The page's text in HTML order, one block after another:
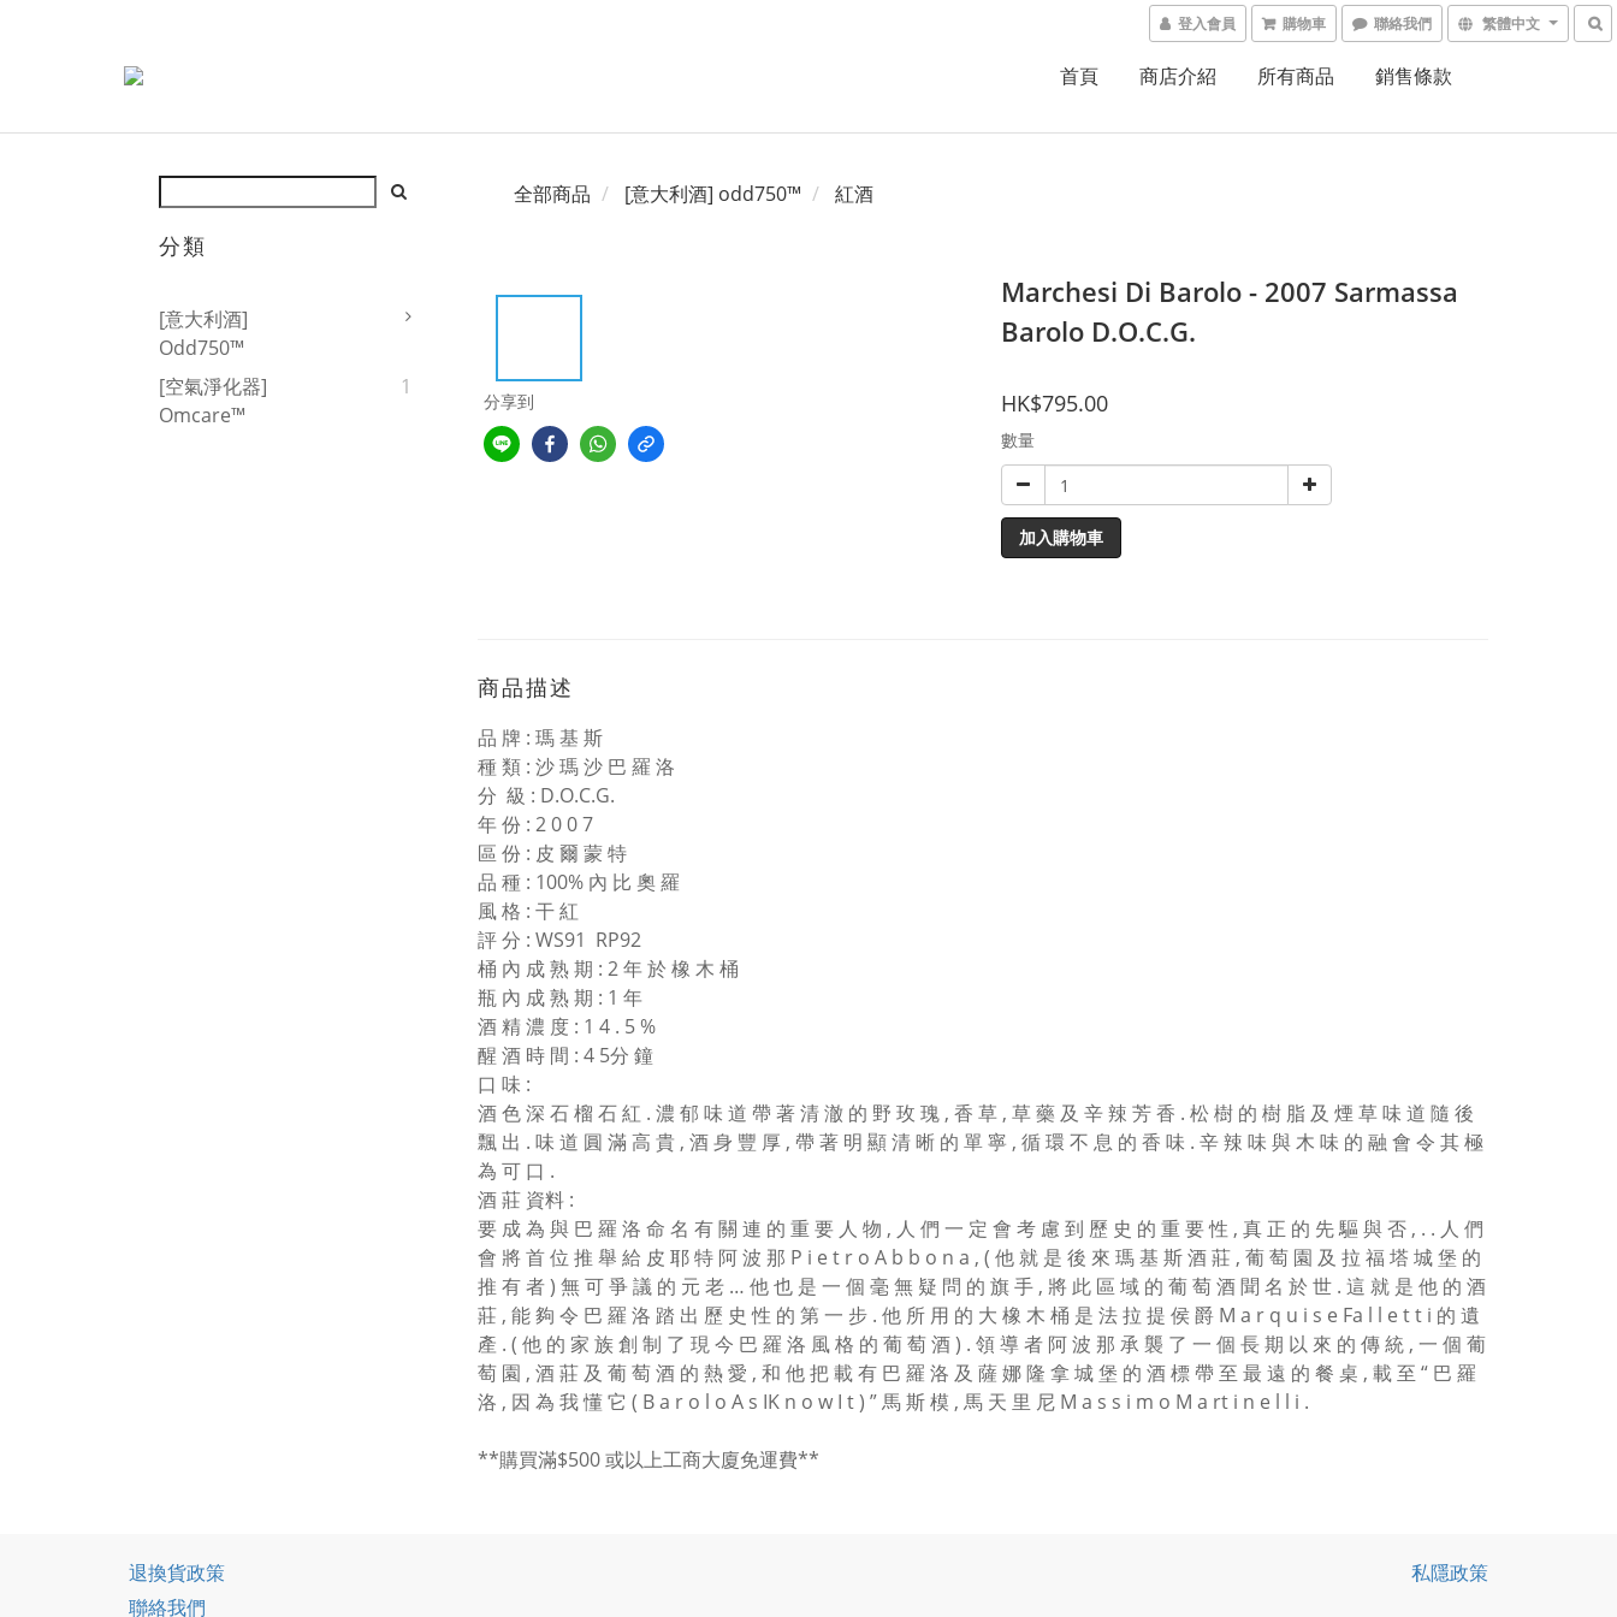
登入會員 購物車 聯絡我們 繁體中文
首頁 商店介紹 所有商品 銷售條款
分類
[意大利酒]
Odd750™
[空氣淨化器]
Omcare™
1
全部商品 [意大利酒] odd750™ 紅酒
分享到
Marchesi Di Barolo - 2007 Sarmassa
Barolo D.O.C.G.
HK$795.00
數量
加入購物車
商品描述
品 牌 : 瑪 基 斯
種 類 : 沙 瑪 沙 巴 羅 洛
分 級 : D.O.C.G.
年 份 : 2 0 0 7
區 份 : 皮 爾 蒙 特
品 種 : 100% 內 比 奧 羅
風 格 : 干 紅
評 分 : WS91 RP92
桶 內 成 熟 期 : 2 年 於 橡 木 桶
瓶 內 成 熟 期 : 1 年
酒 精 濃 度 : 1 4 . 5 %
醒 酒 時 間 : 4 5分 鐘
口 味 :
酒 色 深 石 榴 石 紅 . 濃 郁 味 道 帶 著 清 澈 的 野 玫 瑰 , 香 草 , 草 藥 及 辛 辣 芳 香 . 松 樹 的 樹 脂 及 煙 草 味 道 隨 後
飄 出 . 味 道 圓 滿 高 貴 , 酒 身 豐 厚 , 帶 著 明 顯 清 晰 的 單 寧 , 循 環 不 息 的 香 味 . 辛 辣 味 與 木 味 的 融 會 令 其 極
為 可 口 .
酒 莊 資料 :
要 成 為 與 巴 羅 洛 命 名 有 關 連 的 重 要 人 物 , 人 們 一 定 會 考 慮 到 歷 史 的 重 要 性 , 真 正 的 先 驅 與 否 , . . 人 們
會 將 首 位 推 舉 給 皮 耶 特 阿 波 那 P i e t r o A b b o n a , ( 他 就 是 後 來 瑪 基 斯 酒 莊 , 葡 萄 園 及 拉 福 塔 城 堡 的
推 有 者 ) 無 可 爭 議 的 元 老 … 他 也 是 一 個 毫 無 疑 問 的 旗 手 , 將 此 區 域 的 葡 萄 酒 聞 名 於 世 . 這 就 是 他 的 酒
莊 , 能 夠 令 巴 羅 洛 踏 出 歷 史 性 的 第 一 步 . 他 所 用 的 大 橡 木 桶 是 法 拉 提 侯 爵 M a r q u i s e Fa l l e t t i 的 遺
產 . ( 他 的 家 族 創 制 了 現 今 巴 羅 洛 風 格 的 葡 萄 酒 ) . 領 導 者 阿 波 那 承 襲 了 一 個 長 期 以 來 的 傳 統 , 一 個 葡
萄 園 , 酒 莊 及 葡 萄 酒 的 熱 愛 , 和 他 把 載 有 巴 羅 洛 及 薩 娜 隆 拿 城 堡 的 酒 標 帶 至 最 遠 的 餐 桌 , 載 至 “ 巴 羅
洛 , 因 為 我 懂 它 ( B a r o l o A s IK n o w I t ) ” 馬 斯 模 , 馬 天 里 尼 M a s s i m o M a rt i n e l l i .
**購買滿$500 或以上工商大廈免運費**
退換貨政策
聯絡我們
私隱政策